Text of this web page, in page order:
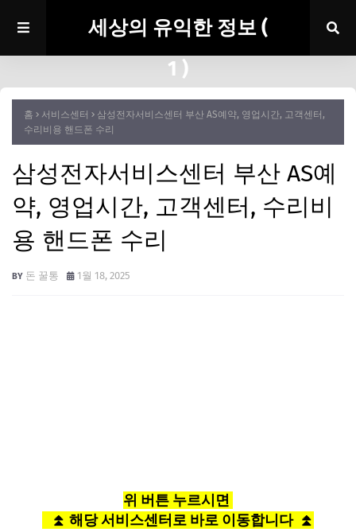
세상의 유익한 정보 (
1 )
홈 서비스센터
삼성전자서비스센터 부산 AS예약, 영업시간, 고객센터,
수리비용 핸드폰 수리
삼성전자서비스센터 부산 AS예
약, 영업시간, 고객센터, 수리비
용 핸드폰 수리
돈 꿀통 1월 18, 2025
위 버튼 누르시면
⏫ 해당 서비스센터로 바로 이동합니다 ⏫